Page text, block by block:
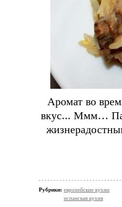
Аромат во
вкус... Ммм…
Рубрики: европейские кухни
испанская кухня